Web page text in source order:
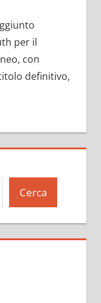
per il
con
definitivo,
Cerca